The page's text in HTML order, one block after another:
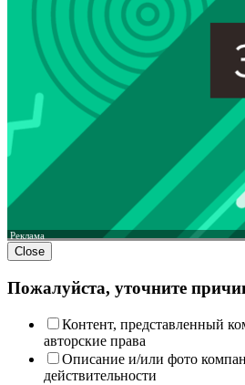
Реклама
Close
Пожалуйста, уточните
Контент, представленный
авторские права
Описание и/или фото
действительности